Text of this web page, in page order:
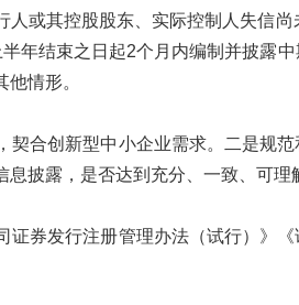
或其控股股东、实际控制人失信
年结束之日起2个月内编制并披露
情形。
合创新型中小企业需求。二是规
披露，是否达到充分、一致、可理
券发行注册管理办法（试行）》